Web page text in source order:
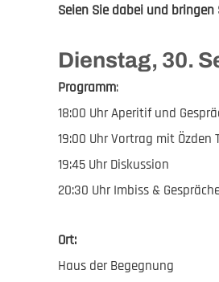
Seien Sie dabei und
Dienstag, 30.
Programm:
18:00 Uhr Aperitif und
19:00 Uhr Vortrag mit Özden
19:45 Uhr Diskussion
20:30 Uhr Imbiss &
Ort:
Haus der Begegnung